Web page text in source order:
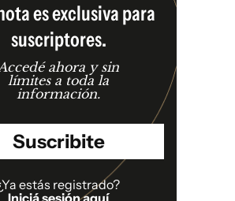
es exclusiva para
suscriptores.
ahora y sin
límites a toda la
información.
Suscribite
estás registrado?
Iniciá sesión aquí